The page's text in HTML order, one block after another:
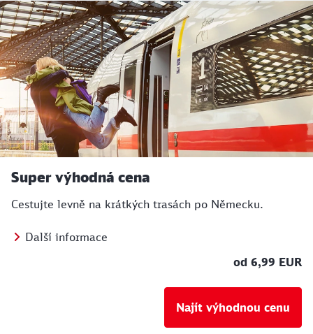
Naše nabídka
Super výhodná cena
Cestujte levně na krátkých trasách po Německu.
Další informace
od 6,99 EUR
Najít výhodnou cenu